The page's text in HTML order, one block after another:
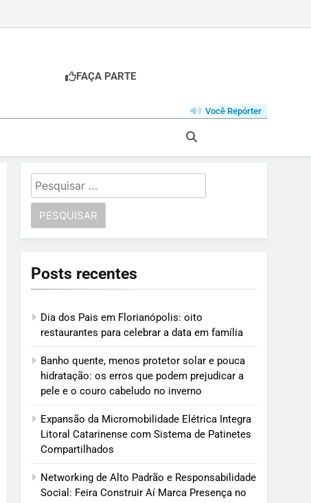
FAÇA PARTE
Você Repórter
Pesquisar
por:
Posts recentes
Dia dos Pais em Florianópolis: oito
restaurantes para celebrar a data em família
Banho quente, menos protetor solar e pouca
hidratação: os erros que podem prejudicar a
pele e o couro cabeludo no inverno
Expansão da Micromobilidade Elétrica Integra
Litoral Catarinense com Sistema de Patinetes
Compartilhados
Networking de Alto Padrão e Responsabilidade
Social: Feira Construir Aí Marca Presença no